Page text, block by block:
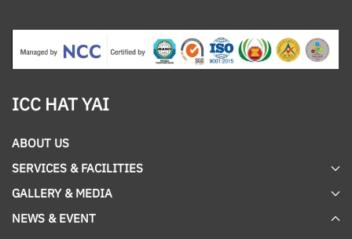
ICC HAT YAI
ABOUT US
SERVICES & FACILITIES
GALLERY & MEDIA
NEWS & EVENT